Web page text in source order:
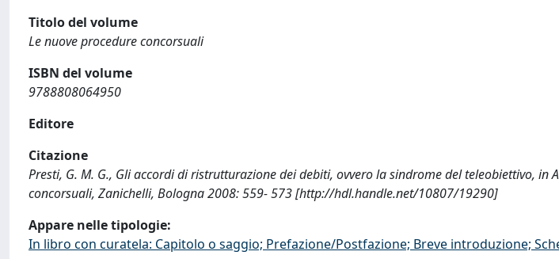
Titolo del volume
Le nuove procedure concorsuali
ISBN del volume
9788808064950
Editore
Citazione
Presti, G. M. G., Gli accordi di ristrutturazione dei debiti, ovvero la sindrome del teleobiettivo, in
concorsuali, Zanichelli, Bologna 2008: 559- 573 [http://hdl.handle.net/10807/19290]
Appare nelle tipologie:
In libro con curatela: Capitolo o saggio; Prefazione/Postfazione; Breve introduzione;